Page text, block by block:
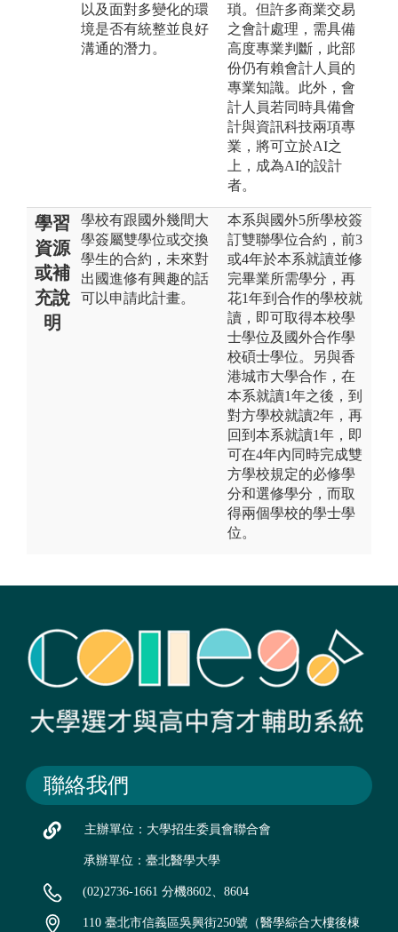
以及面對多變化的環
境是否有統整並良好
溝通的潛力。
瑣。但許多商業交易
之會計處理，需具備
高度專業判斷，此部
份仍有賴會計人員的
專業知識。此外，會
計人員若同時具備會
計與資訊科技兩項專
業，將可立於AI之
上，成為AI的設計
者。
學習
資源
或補
充說
明
學校有跟國外幾間大
學簽屬雙學位或交換
學生的合約，未來對
出國進修有興趣的話
可以申請此計畫。
本系與國外5所學校簽
訂雙聯學位合約，前3
或4年於本系就讀並修
完畢業所需學分，再
花1年到合作的學校就
讀，即可取得本校學
士學位及國外合作學
校碩士學位。另與香
港城市大學合作，在
本系就讀1年之後，到
對方學校就讀2年，再
回到本系就讀1年，即
可在4年內同時完成雙
方學校規定的必修學
分和選修學分，而取
得兩個學校的學士學
位。
聯絡我們
主辦單位：大學招生委員會聯合會
承辦單位：臺北醫學大學
(02)2736-1661 分機8602、8604
110 臺北市信義區吳興街250號（醫學綜合大樓後棟